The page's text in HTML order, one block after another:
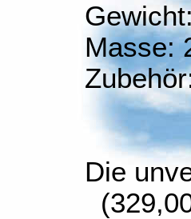
Masse:
Die